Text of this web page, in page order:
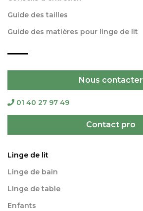
Guide des tailles
Guide des matières pour linge de lit
Nous contacter
01 40 27 97 49
Contact pro
Linge de lit
Linge de bain
Linge de table
Enfants